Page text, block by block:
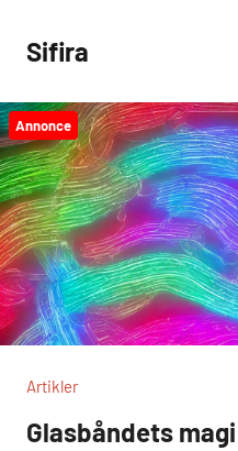
Sifira
Annonce
Artikler
Glasbåndets